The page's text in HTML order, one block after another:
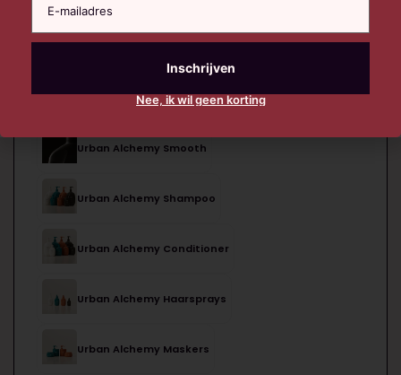
Urban Alchemy Moisture
Urban Alchemy Smooth
Urban Alchemy Shampoo
Urban Alchemy Conditioner
Urban Alchemy Haarsprays
Urban Alchemy Maskers
Nee, ik wil geen korting